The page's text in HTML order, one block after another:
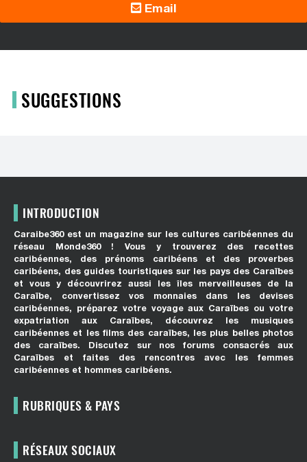
Email
SUGGESTIONS
INTRODUCTION
Caraibe360 est un magazine sur les cultures caribéennes du
réseau Monde360 ! Vous y trouverez des recettes
caribéennes, des prénoms caribéens et des proverbes
caribéens, des guides touristiques sur les pays des Caraïbes
et vous y découvrirez aussi les îles merveilleuses de la
Caraïbe, convertissez vos monnaies dans les devises
caribéennes, préparez votre voyage aux Caraïbes ou votre
expatriation aux Caraïbes, découvrez les musiques
caribéennes et les films des caraïbes, les plus belles photos
des caraïbes. Discutez sur nos forums consacrés aux
Caraïbes et faites des rencontres avec les femmes
caribéennes et hommes caribéens.
RUBRIQUES & PAYS
RÉSEAUX SOCIAUX